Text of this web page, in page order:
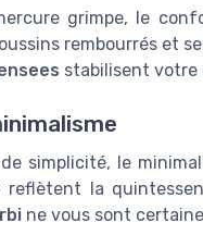
grimpe, le
rembourrés et
stabilisent votre
simplicité, le
reflètent la
ne vous sont